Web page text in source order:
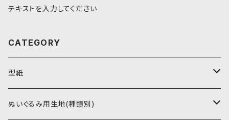
テキストを入力してください
CATEGORY
型紙
書籍（紙の本）
ぬいぐるみ用生地(種類別)